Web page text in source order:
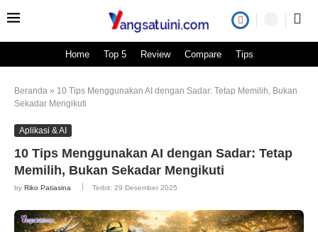
Home Top 5 Review Compare Tips
Beranda » 10 Tips Menggunakan AI dengan Sadar: Tetap Memilih, Bukan
Sekadar Mengikuti
Aplikasi & AI
10 Tips Menggunakan AI dengan Sadar: Tetap
Memilih, Bukan Sekadar Mengikuti
by Riko Patiasina Terbit: 29 Desember 2025